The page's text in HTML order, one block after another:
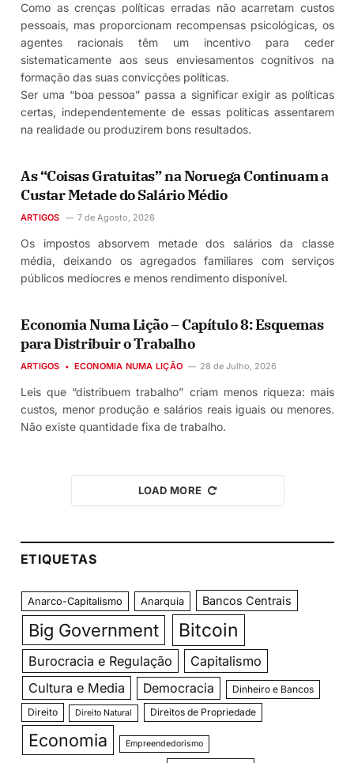
Como as crenças políticas erradas não acarretam custos
pessoais, mas proporcionam recompensas psicológicas, os
agentes racionais têm um incentivo para ceder
sistematicamente aos seus enviesamentos cognitivos na
formação das suas convicções políticas.
Ser uma “boa pessoa” passa a significar exigir as políticas
certas, independentemente de essas políticas assentarem
na realidade ou produzirem bons resultados.
As “Coisas Gratuitas” na Noruega Continuam a
Custar Metade do Salário Médio
ARTIGOS 7 de Agosto, 2026
Os impostos absorvem metade dos salários da classe
média, deixando os agregados familiares com serviços
públicos medíocres e menos rendimento disponível.
Economia Numa Lição – Capítulo 8: Esquemas
para Distribuir o Trabalho
ARTIGOS ECONOMIA NUMA LIÇÃO 28 de Julho, 2026
Leis que “distribuem trabalho” criam menos riqueza: mais
custos, menor produção e salários reais iguais ou menores.
Não existe quantidade fixa de trabalho.
LOAD MORE
ETIQUETAS
Anarco-Capitalismo Anarquia Bancos Centrais
Big Government Bitcoin
Burocracia e Regulação
Capitalismo
Cultura e Media
Democracia
Dinheiro e Bancos
Direito
Direito Natural Direitos de Propriedade
Economia Empreendedorismo